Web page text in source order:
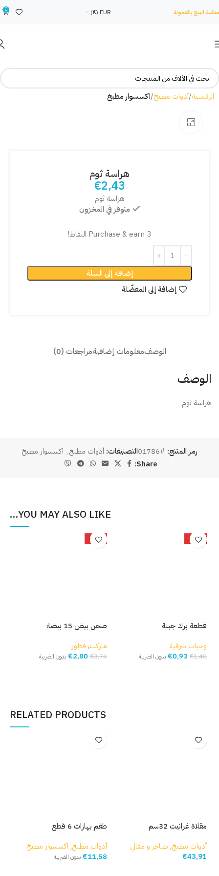
منصّة البيع بالعمولة EUR (€)
0
الرئيسية أدوات مطبخ اكسسوار مطبخ
هراسة ثوم
€2,43
هراسة ثوم
متوفر في المخزون
Purchase & earn 3 النقاط!
إضافة إلى السلة
إضافة إلى المفضّلة
الوصفمعلومات إضافيةمراجعات (0)
الوصف
هراسة ثوم
رمز المنتج: #01786 التصنيفات: أدوات مطبخ, اكسسوار مطبخ
Share:
YOU MAY ALSO LIKE…
-34%
قطعة برك جبنة
وجبات شرقية
€1,40
€0,93 بدون الضريبة
-25%
صحن بيض 15 بيضة
ماركت, فطور
€3,74
€2,80 بدون الضريبة
RELATED PRODUCTS
مقلاة غرانيت 32سم
أدوات مطبخ, طناجر و مقالي
€43,91
طقم بهارات 6 قطع
أدوات مطبخ, اكسسوار مطبخ
€11,58 بدون الضريبة